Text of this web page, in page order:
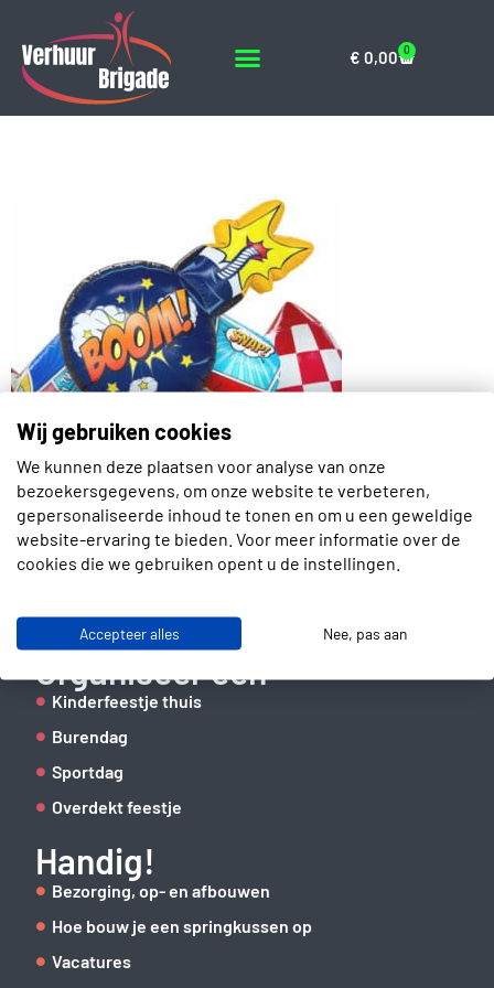
€ 0,00 0
Contact
Slotenmakerstraat 30
2672 GD Naaldwijk
06 41 62 51 40
Organiseer een
Kinderfeestje thuis
Burendag
Sportdag
Overdekt feestje
Handig!
Bezorging, op- en afbouwen
Hoe bouw je een springkussen op
Vacatures
Wij gebruiken cookies
We kunnen deze plaatsen voor analyse van onze
bezoekersgegevens, om onze website te verbeteren,
gepersonaliseerde inhoud te tonen en om u een geweldige
website-ervaring te bieden. Voor meer informatie over de
cookies die we gebruiken opent u de instellingen.
Accepteer alles Nee, pas aan